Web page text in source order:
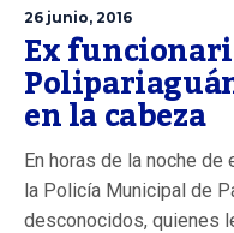
26 junio, 2016
Ex
en la cabeza
En horas de la noche
la Policía Municipal de
desconocidos, quienes